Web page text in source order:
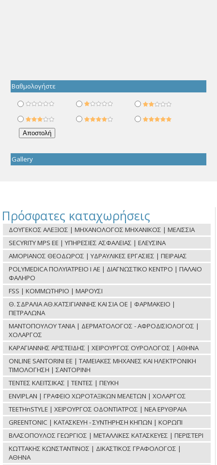
Βαθμολογήστε
Gallery
Πρόσφατες καταχωρήσεις
ΔΟΥΓΕΚΟΣ ΑΛΕΞΙΟΣ | ΜΗΧΑΝΟΛΟΓΟΣ ΜΗΧΑΝΙΚΟΣ | ΜΕΛΙΣΣΙΑ
SECYRITY MPS ΕΕ | ΥΠΗΡΕΣΙΕΣ ΑΣΦΑΛΕΙΑΣ | ΕΛΕΥΣΙΝΑ
ΑΜΟΡΙΑΝΟΣ ΘΕΟΔΩΡΟΣ | ΥΔΡΑΥΛΙΚΕΣ ΕΡΓΑΣΙΕΣ | ΠΕΙΡΑΙΑΣ
POLYMEDICA ΠΟΛΥΪΑΤΡΕΙΟ Ι ΑΕ | ΔΙΑΓΝΩΣΤΙΚΟ ΚΕΝΤΡΟ | ΠΑΛΑΙΟ
ΦΑΛΗΡΟ
FSS | ΚΟΜΜΩΤΗΡΙΟ | ΜΑΡΟΥΣΙ
Θ. ΣΔΡΑΛΙΑ ΑΘ.ΚΑΤΣΙΓΙΑΝΝΗΣ ΚΑΙ ΣΙΑ ΟΕ | ΦΑΡΜΑΚΕΙΟ |
ΠΕΤΡΑΛΩΝΑ
ΜΑΝΤΟΠΟΥΛΟΥ ΤΑΝΙΑ | ΔΕΡΜΑΤΟΛΟΓΟΣ - ΑΦΡΟΔΙΣΙΟΛΟΓΟΣ |
ΧΟΛΑΡΓΟΣ
ΚΑΡΑΓΙΑΝΝΗΣ ΑΡΙΣΤΕΙΔΗΣ | ΧΕΙΡΟΥΡΓΟΣ ΟΥΡΟΛΟΓΟΣ | ΑΘΗΝΑ
ONLINE SANTORINI ΕΕ | ΤΑΜΕΙΑΚΕΣ ΜΗΧΑΝΕΣ ΚΑΙ ΗΛΕΚΤΡΟΝΙΚΗ
ΤΙΜΟΛΟΓΗΣΗ | ΣΑΝΤΟΡΙΝΗ
ΤΕΝΤΕΣ ΚΛΕΙΤΣΙΚΑΣ | ΤΕΝΤΕΣ | ΠΕΥΚΗ
ENVIPLAN | ΓΡΑΦΕΙΟ ΧΩΡΟΤΑΞΙΚΩΝ ΜΕΛΕΤΩΝ | ΧΟΛΑΡΓΟΣ
TEETHnSTYLE | ΧΕΙΡΟΥΡΓΟΣ ΟΔΟΝΤΙΑΤΡΟΣ | ΝΕΑ ΕΡΥΘΡΑΙΑ
GREENTONIC | ΚΑΤΑΣΚΕΥΗ - ΣΥΝΤΗΡΗΣΗ ΚΗΠΩΝ | ΚΟΡΩΠΙ
ΒΛΑΣΟΠΟΥΛΟΣ ΓΕΩΡΓΙΟΣ | ΜΕΤΑΛΛΙΚΕΣ ΚΑΤΑΣΚΕΥΕΣ | ΠΕΡΙΣΤΕΡΙ
ΚΩΤΤΑΚΗΣ ΚΩΝΣΤΑΝΤΙΝΟΣ | ΔΙΚΑΣΤΙΚΟΣ ΓΡΑΦΟΛΟΓΟΣ |
ΑΘΗΝΑ